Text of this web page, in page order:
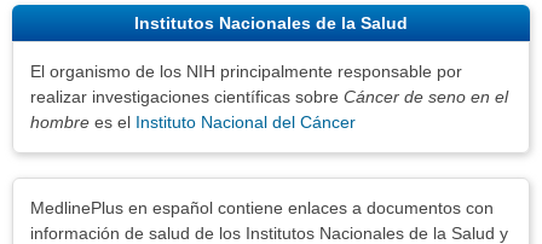
Institutos Nacionales de la Salud
El organismo de los NIH principalmente responsable por
realizar investigaciones científicas sobre Cáncer de seno en el
hombre es el Instituto Nacional del Cáncer
MedlinePlus en español contiene enlaces a documentos con
información de salud de los Institutos Nacionales de la Salud y